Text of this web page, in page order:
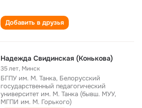
Добавить в друзья
Надежда Свидинская (Конькова)
35 лет, Минск
БГПУ им. М. Танка, Белорусский
государственный педагогический
университет им. М. Танка (бывш. МУУ,
МГПИ им. М. Горького)